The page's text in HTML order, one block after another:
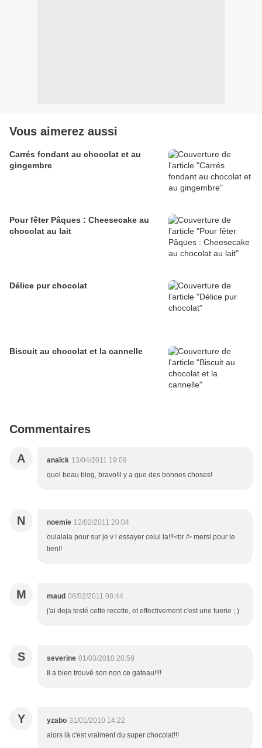
Vous aimerez aussi
Carrés fondant au chocolat et au
gingembre
Pour fêter Pâques : Cheesecake au
chocolat au lait
Délice pur chocolat
Biscuit au chocolat et la cannelle
Commentaires
A anaïck 13/04/2011 19:09
quel beau blog, bravo!il y a que des bonnes choses!
N noemie 12/02/2011 20:04
oulalala pour sur je v l essayer celui la!!!<br /> mersi pour le
lien!!
M maud 08/02/2011 08:44
j'ai deja testé cette recette, et effectivement c'est une tuerie ; )
S severine 01/03/2010 20:59
Il a bien trouvé son non ce gateau!!!!
Y yzabo 31/01/2010 14:22
alors là c'est vraiment du super chocolat!!!